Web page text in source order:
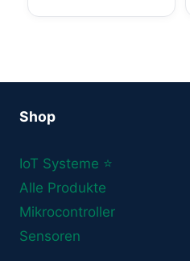
Shop
IoT Systeme ⭐
Alle Produkte
Mikrocontroller
Sensoren